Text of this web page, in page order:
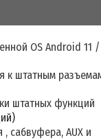
OS Android 11 /
к штатным
штатных функций
сабвуфера, AUX и